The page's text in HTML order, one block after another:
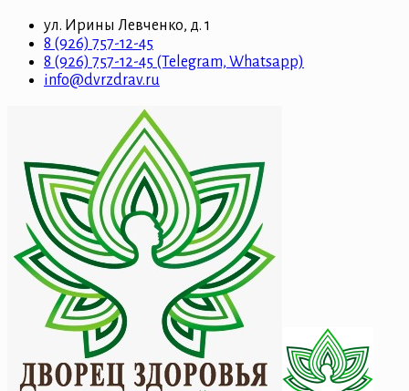
ул. Ирины Левченко, д. 1
8 (926) 757-12-45
8 (926) 757-12-45 (Telegram, Whatsapp)
info@dvrzdrav.ru